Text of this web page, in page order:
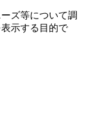
ズ等について調
⽰する⽬的で